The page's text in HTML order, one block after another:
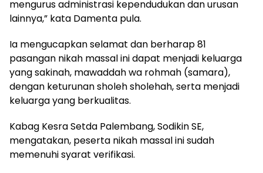
mengurus administrasi kependudukan dan urusan
lainnya,” kata Damenta pula.
Ia mengucapkan selamat dan berharap 81
pasangan nikah massal ini dapat menjadi keluarga
yang sakinah, mawaddah wa rohmah (samara),
dengan keturunan sholeh sholehah, serta menjadi
keluarga yang berkualitas.
Kabag Kesra Setda Palembang, Sodikin SE,
mengatakan, peserta nikah massal ini sudah
memenuhi syarat verifikasi.